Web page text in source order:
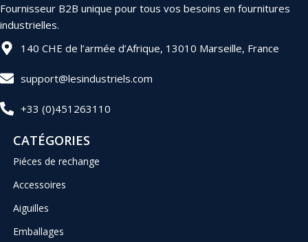
Fournisseur B2B unique pour tous vos besoins en fournitures
industrielles.
140 CHE de l’armée d’Afrique, 13010 Marseille, France
support@lesindustriels.com
+33 (0)451263110
CATÉGORIES
Piéces de rechange
Accessoires
Aiguilles
Emballages